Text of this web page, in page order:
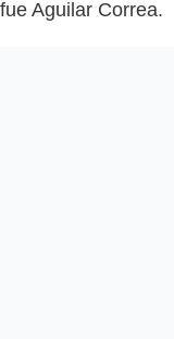
fue Aguilar Correa.